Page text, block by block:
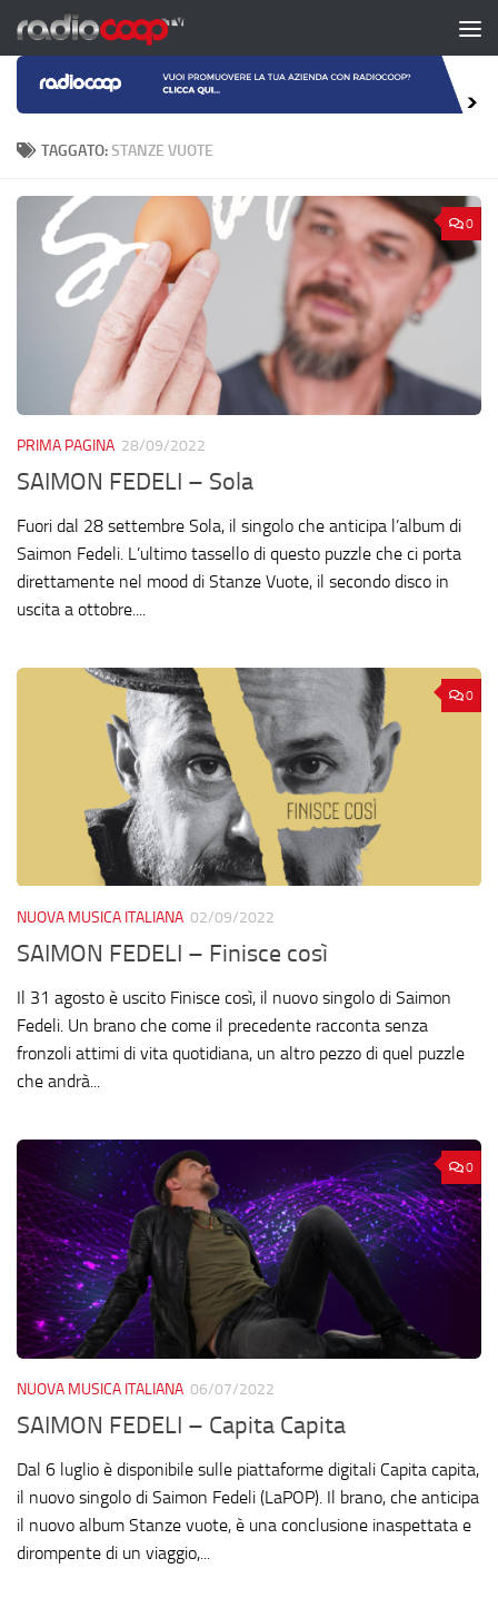
Salta al contenuto
TAGGATO:STANZE VUOTE
0
PRIMA PAGINA 28/09/2022
SAIMON FEDELI – Sola
Fuori dal 28 settembre Sola, il singolo che anticipa l’album di
Saimon Fedeli. L’ultimo tassello di questo puzzle che ci porta
direttamente nel mood di Stanze Vuote, il secondo disco in
uscita a ottobre....
0
NUOVA MUSICA ITALIANA 02/09/2022
SAIMON FEDELI – Finisce così
Il 31 agosto è uscito Finisce così, il nuovo singolo di Saimon
Fedeli. Un brano che come il precedente racconta senza
fronzoli attimi di vita quotidiana, un altro pezzo di quel puzzle
che andrà...
0
NUOVA MUSICA ITALIANA 06/07/2022
SAIMON FEDELI – Capita Capita
Dal 6 luglio è disponibile sulle piattaforme digitali Capita capita,
il nuovo singolo di Saimon Fedeli (LaPOP). Il brano, che anticipa
il nuovo album Stanze vuote, è una conclusione inaspettata e
dirompente di un viaggio,...